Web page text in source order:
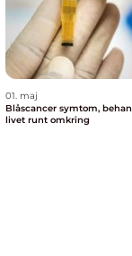
01. maj
Blåscancer symtom, behandling och
livet runt omkring